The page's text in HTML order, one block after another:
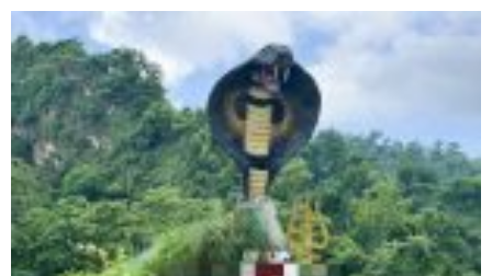
सल्यानमा शिकार खेल्ने क्रममा बन्दुकबाट गोली चल्दा १ जनाको
मृत्यु सँगै शिकार खेल्न गएका ६ जना पक्राउ,